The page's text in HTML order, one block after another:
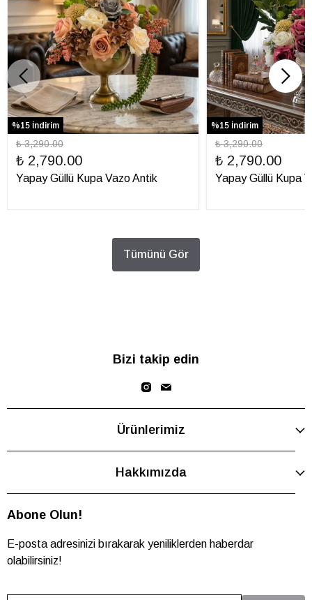
%15 İndirim
₺ 3,290.00
₺ 2,790.00
Yapay Güllü Kupa Vazo Antik
%15 İndirim
₺ 3,290.00
₺ 2,790.00
Yapay Güllü Kupa
Tümünü Gör
Bizi takip edin
Ürünlerimiz
Hakkımızda
Abone Olun!
E-posta adresinizi bırakarak yeniliklerden haberdar
olabilirsiniz!